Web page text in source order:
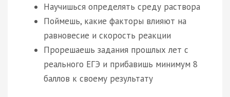
Научишься определять среду раствора
Поймешь, какие факторы влияют на
равновесие и скорость реакции
Прорешаешь задания прошлых лет с
реального ЕГЭ и прибавишь минимум 8
баллов к своему результату